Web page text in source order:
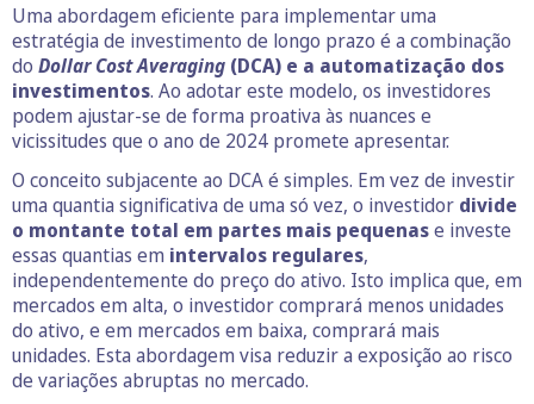
Uma abordagem eficiente para implementar uma
estratégia de investimento de longo prazo é a combinação
do Dollar Cost Averaging (DCA) e a automatização dos
investimentos. Ao adotar este modelo, os investidores
podem ajustar-se de forma proativa às nuances e
vicissitudes que o ano de 2024 promete apresentar.
O conceito subjacente ao DCA é simples. Em vez de investir
uma quantia significativa de uma só vez, o investidor divide
o montante total em partes mais pequenase investe
essas quantias em intervalos regulares,
independentemente do preço do ativo. Isto implica que, em
mercados em alta, o investidor comprará menos unidades
do ativo, e em mercados em baixa, comprará mais
unidades. Esta abordagem visa reduzir a exposição ao risco
de variações abruptas no mercado.